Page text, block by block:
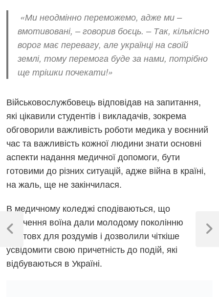
«Ми неодмінно переможемо, адже ми –
вмотивовані, – говорив боєць. – Так, кількісно
ворог має перевагу, але українці на своїй
землі, тому перемога буде за нами, потрібно
ще трішки почекати!»
Військовослужбовець відповідав на запитання,
які цікавили студентів і викладачів, зокрема
обговорили важливість роботи медика у воєнний
час та важливість кожної людини знати основні
аспекти надання медичної допомоги, бути
готовими до різних ситуацій, адже війна в країні,
на жаль, ще не закінчилася.
В медичному коледжі сподіваються, що
свідчення воїна дали молодому поколінню
поштовх для роздумів і дозволили чіткіше
усвідомити свою причетність до подій, які
відбуваються в Україні.
Навігація
записів
Previous
Next